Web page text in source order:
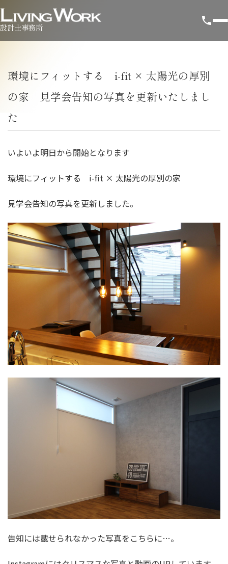
設計士事務所
環境にフィットする i-fit × 太陽光の厚別
の家 見学会告知の写真を更新いたしまし
た
いよいよ明日から開始となります
環境にフィットする i-fit × 太陽光の厚別の家
見学会告知の写真を更新しました。
告知には載せられなかった写真をこちらに…。